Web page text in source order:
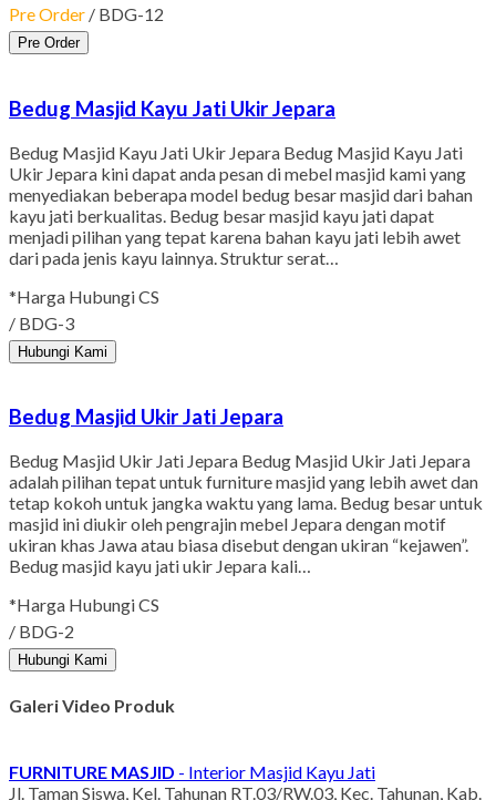
Pre Order / BDG-12
Pre Order
Bedug Masjid Kayu Jati Ukir Jepara
Bedug Masjid Kayu Jati Ukir Jepara Bedug Masjid Kayu Jati
Ukir Jepara kini dapat anda pesan di mebel masjid kami yang
menyediakan beberapa model bedug besar masjid dari bahan
kayu jati berkualitas. Bedug besar masjid kayu jati dapat
menjadi pilihan yang tepat karena bahan kayu jati lebih awet
dari pada jenis kayu lainnya. Struktur serat…
*Harga Hubungi CS
/ BDG-3
Hubungi Kami
Bedug Masjid Ukir Jati Jepara
Bedug Masjid Ukir Jati Jepara Bedug Masjid Ukir Jati Jepara
adalah pilihan tepat untuk furniture masjid yang lebih awet dan
tetap kokoh untuk jangka waktu yang lama. Bedug besar untuk
masjid ini diukir oleh pengrajin mebel Jepara dengan motif
ukiran khas Jawa atau biasa disebut dengan ukiran “kejawen”.
Bedug masjid kayu jati ukir Jepara kali…
*Harga Hubungi CS
/ BDG-2
Hubungi Kami
Galeri Video Produk
FURNITURE MASJID - Interior Masjid Kayu Jati
Jl. Taman Siswa, Kel. Tahunan RT.03/RW.03, Kec. Tahunan, Kab.